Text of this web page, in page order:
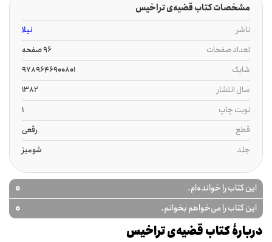
مشخصات کتاب قضیه‌ی تراخیس
ناشر
نیلا
تعداد صفحات
96 صفحه
شابک
9789646900801
سال انتشار
1382
نوبت چاپ
1
قطع
رقعی
جلد
شومیز
این کتاب را خوانده‌ام. 0
این کتاب را می‌خواهم بخوانم. 0
دربارۀ کتاب قضیه‌ی تراخیس